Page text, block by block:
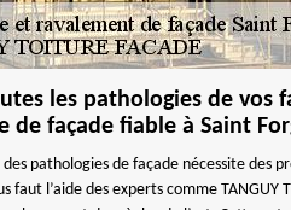
les pathologies de vos
de façade fiable à Saint
pathologies de façade nécessite des
faut l’aide des experts comme TANGUY